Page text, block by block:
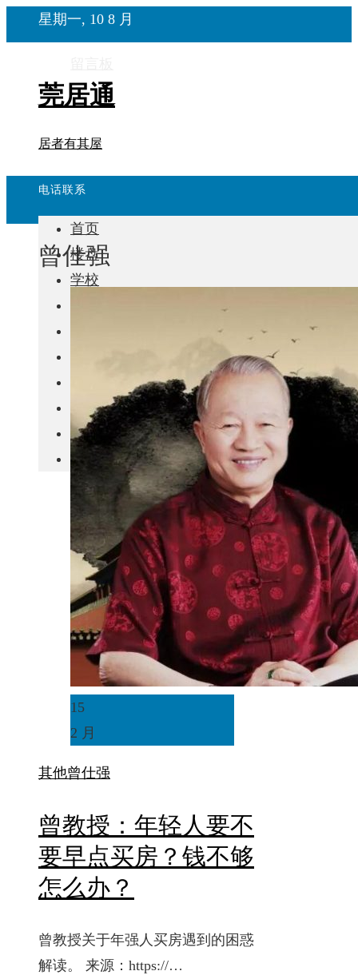
星期一, 10 8 月
莞居通
居者有其屋
电话联系
首页
楼盘
学校
房产政策
中国
其他
曾仕强
15
2 月
其他曾仕强
曾教授：年轻人要不
要早点买房？钱不够
怎么办？
曾教授关于年强人买房遇到的困惑
解读。 来源：https://…